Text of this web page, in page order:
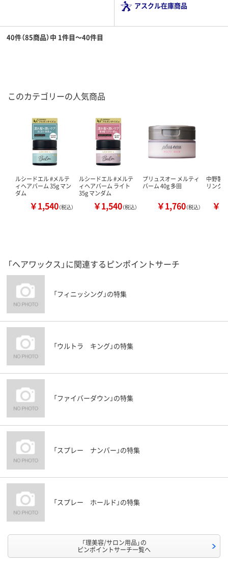
アスクル在庫商品
40件（85商品）中 1件目～40件目
このカテゴリーの人気商品
ルシードエル #メルテ
ィヘアバーム 35g マン
ダム
￥1,540（税込）
ルシードエル #メルテ
ィヘアバーム ライト
35g マンダム
￥1,540（税込）
プリュスオー メルティ
バーム 40g 多田
￥1,760（税込）
中野製
リング
￥
「ヘアワックス」に関連するピンポイントサーチ
「フィニッシング」の特集
「ウルトラ キング」の特集
「ファイバーダウン」の特集
「スプレー ナンバー」の特集
「スプレー ホールド」の特集
「理美容/サロン用品」の
ピンポイントサーチ一覧へ